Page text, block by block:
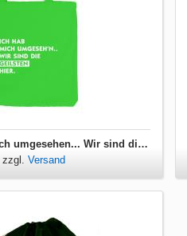
Jutebeutel Hab mich umgesehen... Wir sind die Geilsten hier
zzgl. Versand